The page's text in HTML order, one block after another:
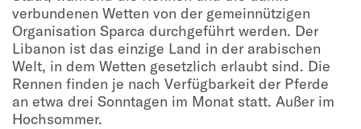
verbundenen Wetten von der gemeinnützigen
Organisation Sparca durchgeführt werden. Der
Libanon ist das einzige Land in der arabischen
Welt, in dem Wetten gesetzlich erlaubt sind. Die
Rennen finden je nach Verfügbarkeit der Pferde
an etwa drei Sonntagen im Monat statt. Außer im
Hochsommer.